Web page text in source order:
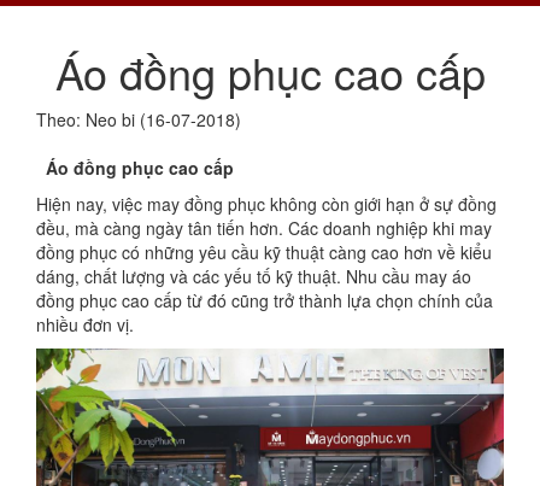
Áo đồng phục cao cấp
Theo: Neo bi (16-07-2018)
Áo đồng phục cao cấp
Hiện nay, việc may đồng phục không còn giới hạn ở sự đồng
đều, mà càng ngày tân tiến hơn. Các doanh nghiệp khi may
đồng phục có những yêu cầu kỹ thuật càng cao hơn về kiểu
dáng, chất lượng và các yếu tố kỹ thuật. Nhu cầu may áo
đồng phục cao cấp từ đó cũng trở thành lựa chọn chính của
nhiều đơn vị.